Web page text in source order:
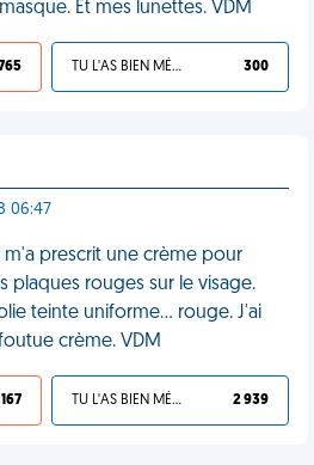
Et mes lunettes. VDM
TU L'AS BIEN MÉRITÉ 300
06:47
prescrit une crème pour
plaques rouges sur le visage.
teinte uniforme… rouge. J'ai
crème. VDM
TU L'AS BIEN MÉRITÉ 2 939